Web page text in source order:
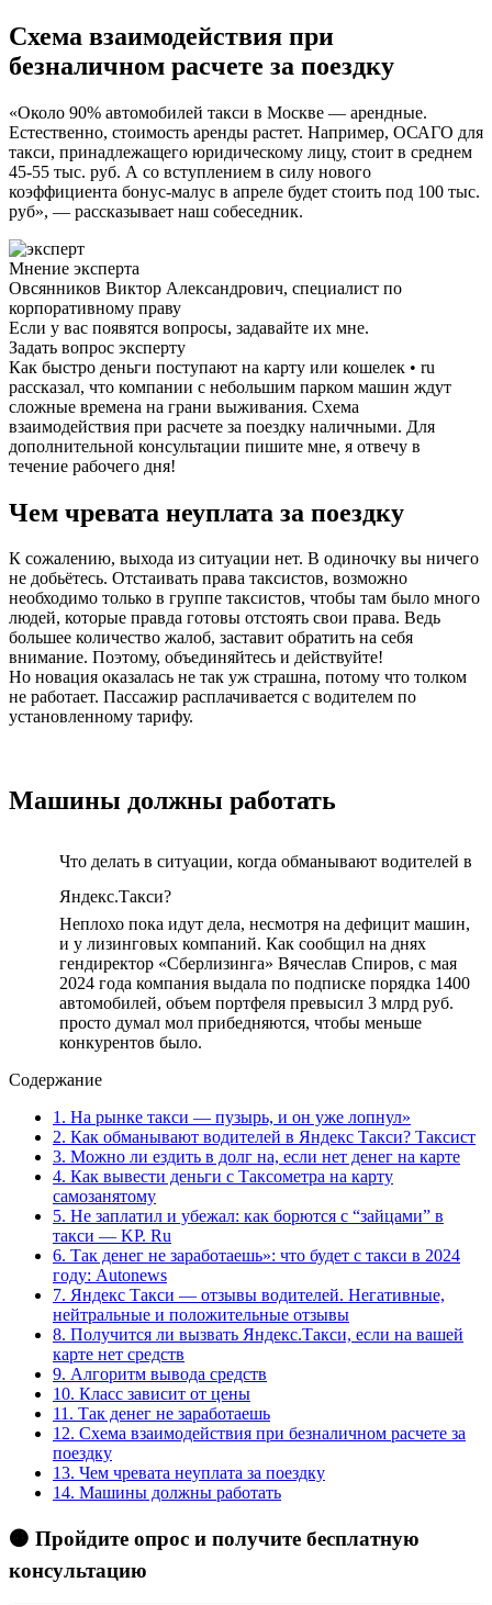
Схема взаимодействия при
безналичном расчете за поездку
«Около 90% автомобилей такси в Москве — арендные.
Естественно, стоимость аренды растет. Например, ОСАГО для
такси, принадлежащего юридическому лицу, стоит в среднем
45-55 тыс. руб. А со вступлением в силу нового
коэффициента бонус-малус в апреле будет стоить под 100 тыс.
руб», — рассказывает наш собеседник.
Мнение эксперта
Овсянников Виктор Александрович, специалист по
корпоративному праву
Если у вас появятся вопросы, задавайте их мне.
Задать вопрос эксперту
Как быстро деньги поступают на карту или кошелек • ru
рассказал, что компании с небольшим парком машин ждут
сложные времена на грани выживания. Схема
взаимодействия при расчете за поездку наличными. Для
дополнительной консультации пишите мне, я отвечу в
течение рабочего дня!
Чем чревата неуплата за поездку
К сожалению, выхода из ситуации нет. В одиночку вы ничего
не добьётесь. Отстаивать права таксистов, возможно
необходимо только в группе таксистов, чтобы там было много
людей, которые правда готовы отстоять свои права. Ведь
большее количество жалоб, заставит обратить на себя
внимание. Поэтому, объединяйтесь и действуйте!
Но новация оказалась не так уж страшна, потому что толком
не работает. Пассажир расплачивается с водителем по
установленному тарифу.
Машины должны работать
Что делать в ситуации, когда обманывают водителей в
Яндекс.Такси?
Неплохо пока идут дела, несмотря на дефицит машин,
и у лизинговых компаний. Как сообщил на днях
гендиректор «Сберлизинга» Вячеслав Спиров, с мая
2024 года компания выдала по подписке порядка 1400
автомобилей, объем портфеля превысил 3 млрд руб.
просто думал мол прибедняются, чтобы меньше
конкурентов было.
Содержание
1. На рынке такси — пузырь, и он уже лопнул»
2. Как обманывают водителей в Яндекс Такси? Таксист
3. Можно ли ездить в долг на, если нет денег на карте
4. Как вывести деньги с Таксометра на карту
самозанятому
5. Не заплатил и убежал: как борются с “зайцами” в
такси — KP. Ru
6. Так денег не заработаешь»: что будет с такси в 2024
году: Autonews
7. Яндекс Такси — отзывы водителей. Негативные,
нейтральные и положительные отзывы
8. Получится ли вызвать Яндекс.Такси, если на вашей
карте нет средств
9. Алгоритм вывода средств
10. Класс зависит от цены
11. Так денег не заработаешь
12. Схема взаимодействия при безналичном расчете за
поездку
13. Чем чревата неуплата за поездку
14. Машины должны работать
🟠 Пройдите опрос и получите бесплатную
консультацию